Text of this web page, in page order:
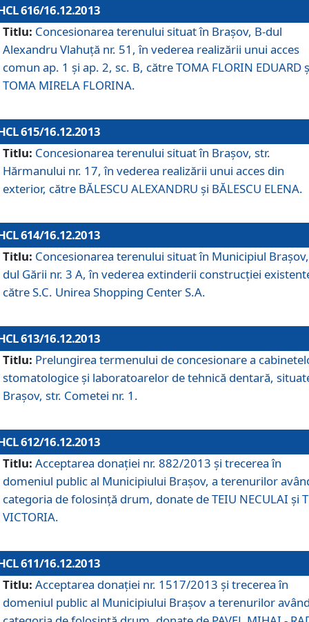
616/16.12.2013
Titlu: Concesionarea terenului situat în Braşov, B-dul
Alexandru Vlahuţă nr. 51, în vederea realizării unui acces
comun ap. 1 şi ap. 2, sc. B, către TOMA FLORIN EDUARD
TOMA MIRELA FLORINA.
615/16.12.2013
Titlu: Concesionarea terenului situat în Braşov, str.
Hărmanului nr. 17, în vederea realizării unui acces din
exterior, către BĂLESCU ALEXANDRU şi BĂLESCU ELENA.
614/16.12.2013
Titlu: Concesionarea terenului situat în Municipiul
dul Gării nr. 3 A, în vederea extinderii construcţiei
către S.C. Unirea Shopping Center S.A.
613/16.12.2013
Titlu: Prelungirea termenului de concesionare a
stomatologice şi laboratoarelor de tehnică dentară,
Braşov, str. Cometei nr. 1.
612/16.12.2013
Titlu: Acceptarea donaţiei nr. 882/2013 şi trecerea în
domeniul public al Municipiului Braşov, a terenurilor
categoria de folosinţă drum, donate de TEIU NECULAI şi
VICTORIA.
611/16.12.2013
Titlu: Acceptarea donaţiei nr. 1517/2013 şi trecerea în
domeniul public al Municipiului Braşov a terenurilor